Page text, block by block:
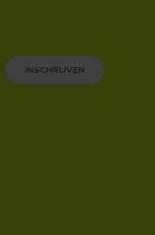
INSCHRIJVEN